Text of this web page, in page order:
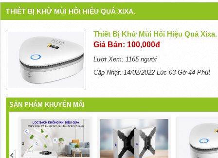
THIẾT BỊ KHỬ MÙI HÔI HIỆU QUẢ XIXA.
Thiết Bị Khử Mùi Hôi Hiệu Quả Xixa.
Giá Bán: 100,000đ
Lượt Xem: 1165 người
Cập Nhật: 14/02/2022 Lúc 03 Gờ 44 Phút
SẢN PHẨM KHUYẾN MÃI